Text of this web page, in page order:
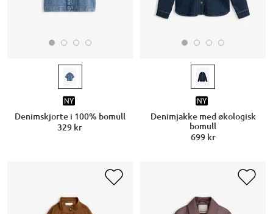
NY
Denimskjorte i 100% bomull
329 kr
NY
Denimjakke med økologisk
bomull
699 kr